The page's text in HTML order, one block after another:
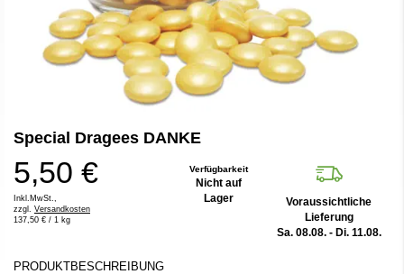
Anfang
Bildergalerie
springen
Special Dragees DANKE
5,50 €
Inkl.MwSt.,
zzgl. Versandkosten
137,50 € / 1 kg
Verfügbarkeit
Nicht auf
Lager
Voraussichtliche
Lieferung
Sa. 08.08. - Di. 11.08.
PRODUKTBESCHREIBUNG